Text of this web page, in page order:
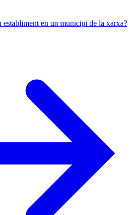
establiment en un municipi de la xarxa?